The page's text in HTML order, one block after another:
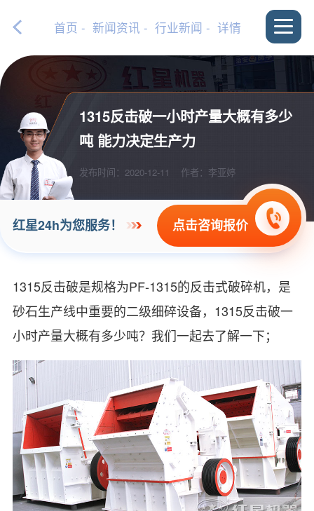
首页 - 新闻资讯 - 行业新闻 - 详情
1315反击破一小时产量大概有多少
吨 能力决定生产力
发布时间：2020-12-11 作者：李亚婷
红星24h为您服务！ 点击咨询报价
1315反击破是规格为PF-1315的反击式破碎机，是
砂石生产线中重要的二级细碎设备，1315反击破一
小时产量大概有多少吨？我们一起去了解一下；